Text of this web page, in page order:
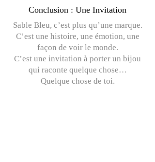
Conclusion : Une Invitation
Sable Bleu, c’est plus qu’une marque.
C’est une histoire, une émotion, une
façon de voir le monde.
C’est une invitation à porter un bijou
qui raconte quelque chose…
Quelque chose de toi.